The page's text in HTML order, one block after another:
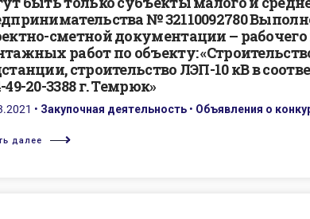
№ 32110092780
сметной документации – рабочего
работ по объекту:
строительство ЛЭП-10 кВ в
20-3388 г. Темрюк»
• Закупочная деятельность • Объявления о
далее